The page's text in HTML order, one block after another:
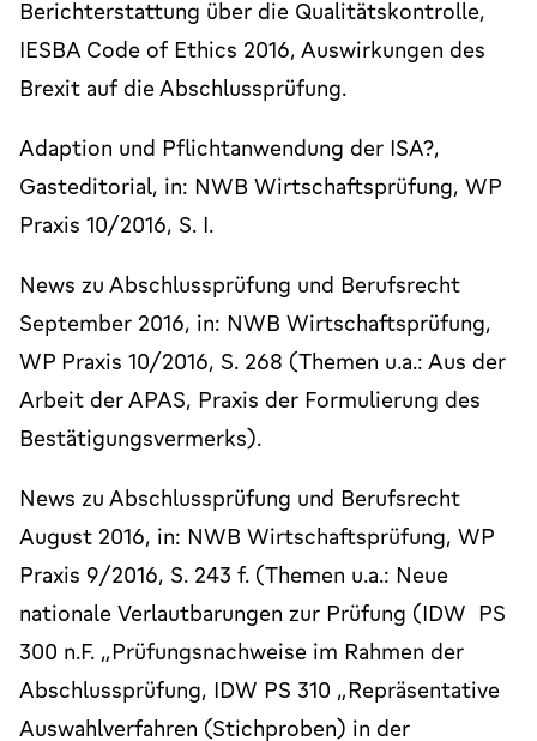
Berichterstattung über die Qualitätskontrolle,
IESBA Code of Ethics 2016, Auswirkungen des
Brexit auf die Abschlussprüfung.
Adaption und Pflichtanwendung der ISA?,
Gasteditorial, in: NWB Wirtschaftsprüfung, WP
Praxis 10/2016, S. I.
News zu Abschlussprüfung und Berufsrecht
September 2016, in: NWB Wirtschaftsprüfung,
WP Praxis 10/2016, S. 268 (Themen u.a.: Aus der
Arbeit der APAS, Praxis der Formulierung des
Bestätigungsvermerks).
News zu Abschlussprüfung und Berufsrecht
August 2016, in: NWB Wirtschaftsprüfung, WP
Praxis 9/2016, S. 243 f. (Themen u.a.: Neue
nationale Verlautbarungen zur Prüfung (IDW PS
300 n.F. „Prüfungsnachweise im Rahmen der
Abschlussprüfung, IDW PS 310 „Repräsentative
Auswahlverfahren (Stichproben) in der